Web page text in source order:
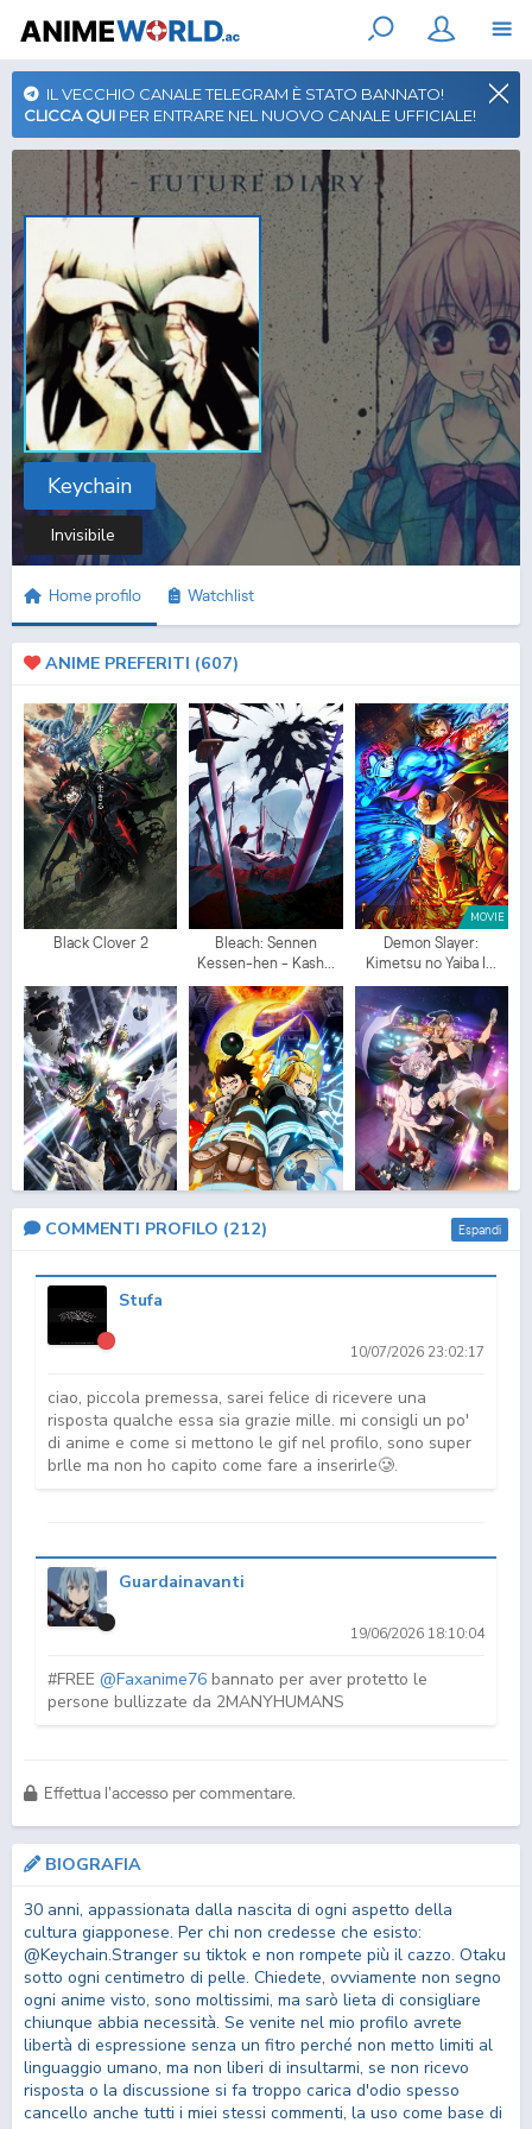
IL VECCHIO CANALE TELEGRAM È STATO BANNATO!
CLICCA QUI PER ENTRARE NEL NUOVO CANALE UFFICIALE!
Keychain
Invisibile
Home profilo Watchlist
ANIME PREFERITI (607)
Black Clover 2
Bleach: Sennen
Kessen-hen - Kash...
MOVIE
Demon Slayer:
Kimetsu no Yaiba I...
Boku no Hero
Fire Force 3 Part 2 Call of the Night 2
Failure Frame: I
Bleach: Sennen
Dr. Stone 4
DUB
Dragon Ball Super (ITA)
DUB
Dragon Ball GT (ITA)
COMMENTI PROFILO (212) Espandi
Stufa
10/07/2026 23:02:17
ciao, piccola premessa, sarei felice di ricevere una
risposta qualche essa sia grazie mille. mi consigli un po'
di anime e come si mettono le gif nel profilo, sono super
brlle ma non ho capito come fare a inserirle🥲.
Guardainavanti
19/06/2026 18:10:04
#FREE @Faxanime76 bannato per aver protetto le
persone bullizzate da 2MANYHUMANS
ciao:)
Camurrio
13/12/2025 02:20:05
Effettua l'accesso per commentare.
BIOGRAFIA
30 anni, appassionata dalla nascita di ogni aspetto della
cultura giapponese. Per chi non credesse che esisto:
@Keychain.Stranger su tiktok e non rompete più il cazzo. Otaku
sotto ogni centimetro di pelle. Chiedete, ovviamente non segno
ogni anime visto, sono moltissimi, ma sarò lieta di consigliare
chiunque abbia necessità. Se venite nel mio profilo avrete
libertà di espressione senza un fitro perché non metto limiti al
linguaggio umano, ma non liberi di insultarmi, se non ricevo
risposta o la discussione si fa troppo carica d'odio spesso
cancello anche tutti i miei stessi commenti, la uso come base di